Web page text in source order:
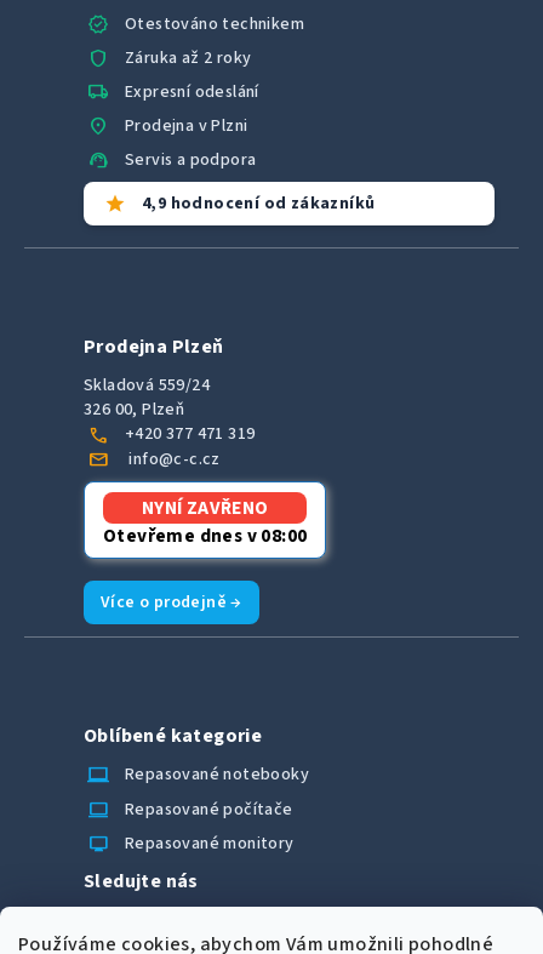
Používáme cookies, abychom Vám umožnili pohodlné
verified
Otestováno technikem
shield Záruka až 2 roky
local_shipping Expresní odeslání
location_on Prodejna v Plzni
support_agent Servis a podpora
star 4,9 hodnocení od zákazníků
Prodejna Plzeň
Skladová 559/24
326 00, Plzeň
call +420 377 471 319
mail info@c-c.cz
NYNÍ ZAVŘENO
Otevřeme dnes v 08:00
Více o prodejně →
Oblíbené kategorie
laptop_chromebook
Repasované notebooky
computer Repasované počítače
monitor Repasované monitory
Sledujte nás